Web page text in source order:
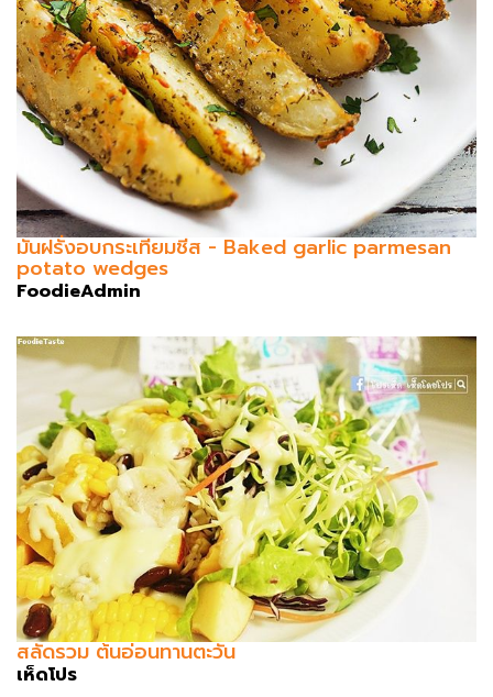
มันฝรั่งอบกระเทียมชีส - Baked garlic parmesan
potato wedges
FoodieAdmin
สลัดรวม ต้นอ่อนทานตะวัน
เห็ดโปร